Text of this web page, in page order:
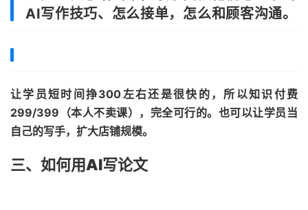
AI写作技巧、怎么接单，怎么和顾客沟通。
让学员短时间挣300左右还是很快的，所以知识付费
299/399（本人不卖课），完全可行的。也可以让学员当
自己的写手，扩大店铺规模。
三、如何用AI写论文